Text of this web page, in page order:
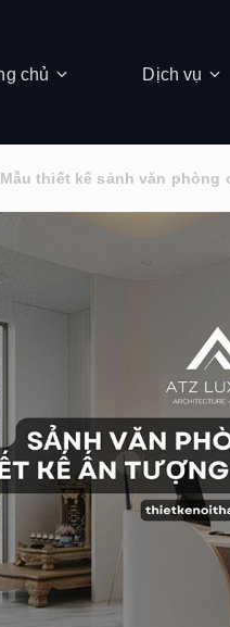
chủ Dịch vụ
Mẫu thiết kế sảnh văn